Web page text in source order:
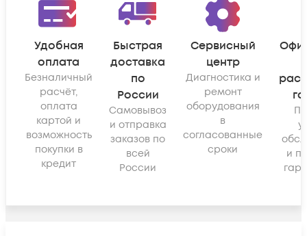
Удобная
оплата
Безналичный
расчёт,
оплата
картой и
возможность
покупки в
кредит
Быстрая
доставка
по
России
Самовывоз
и отправка
заказов по
всей
России
Сервисный
центр
Диагностика и
ремонт
оборудования
в
согласованные
сроки
и